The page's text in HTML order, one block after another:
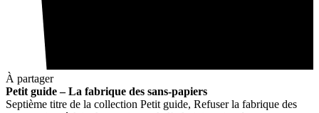
À partager
Petit guide – La fabrique des sans-papiers
Septième titre de la collection Petit guide, Refuser la fabrique des